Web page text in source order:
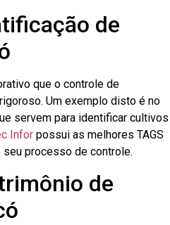
de
que o controle de
Um exemplo disto é no
servem para identificar cultivos
Infor possui as melhores TAGS
processo de controle.
de